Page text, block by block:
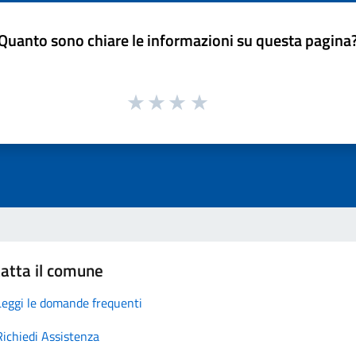
sono chiare le informazioni su questa
il comune
le domande frequenti
Assistenza